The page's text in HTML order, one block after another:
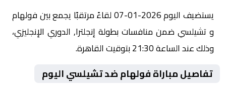
يستضيف اليوم 2026-01-07 لقاءً مرتقبًا يجمع بين فولهام
و تشيلسي ضمن منافسات بطولة إنجلترا, الدوري الإنجليزي،
وذلك عند الساعة 21:30 بتوقيت القاهرة.
تفاصيل مباراة فولهام ضد تشيلسي اليوم